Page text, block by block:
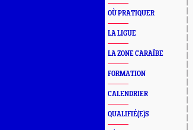
OÙ PRATIQUER
LA LIGUE
LA ZONE CARAÏBE
FORMATION
CALENDRIER
QUALIFIÉ(E)S